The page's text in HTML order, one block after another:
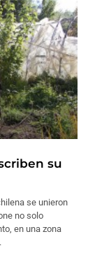
su
se unieron
no solo
en una zona